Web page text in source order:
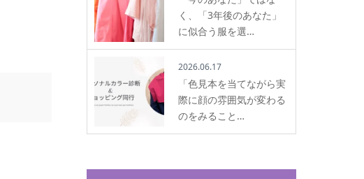
く、「3年後のあなた」
に似合う服を選…
2026.06.17
「色見本を当てながら実
際に顔の雰囲気が変わる
のをみること…